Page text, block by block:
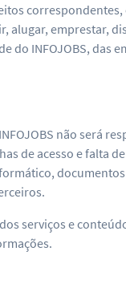
correspondentes,
alugar, emprestar,
INFOJOBS, das
não será
de acesso e falta
serviços e